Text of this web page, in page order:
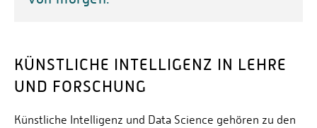
KÜNSTLICHE INTELLIGENZ IN LEHRE
UND FORSCHUNG
Künstliche Intelligenz und Data Science gehören zu den